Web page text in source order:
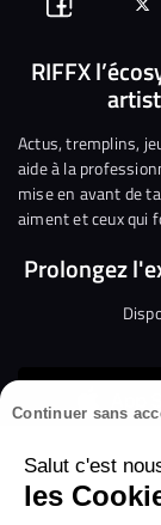
Continuer sans
Salut c'est
les
Suivez-
nous
RIFFX
Actus, tremplins,
aide à la
mise en avant de
aiment et ceux qui
Prolongez